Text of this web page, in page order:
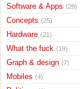
Software & Apps (29)
Concepts (25)
Hardware (21)
What the fuck (19)
Graph & design (7)
Mobiles (4)